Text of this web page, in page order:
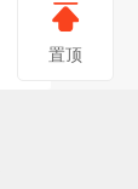
0888
置顶